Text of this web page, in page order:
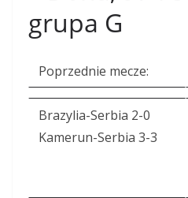
grupa G
Poprzednie mecze:
Brazylia-Serbia 2-0
Kamerun-Serbia 3-3